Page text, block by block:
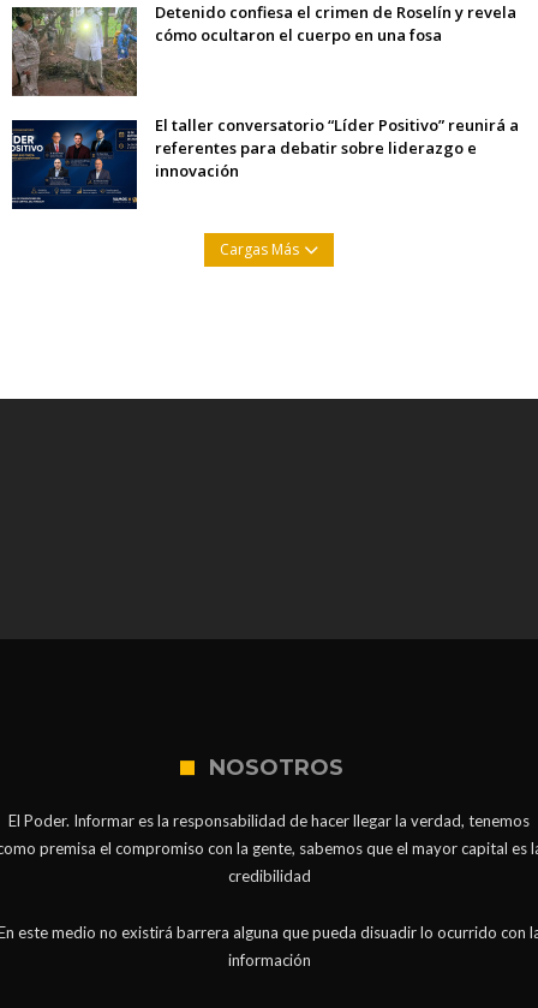
Detenido confiesa el crimen de Roselín y revela
cómo ocultaron el cuerpo en una fosa
El taller conversatorio “Líder Positivo” reunirá a
referentes para debatir sobre liderazgo e
innovación
Cargas Más
NOSOTROS
El Poder. Informar es la responsabilidad de hacer llegar la verdad, tenemos
premisa el compromiso con la gente, sabemos que el mayor capital es
credibilidad
este medio no existirá barrera alguna que pueda disuadir lo ocurrido con
información